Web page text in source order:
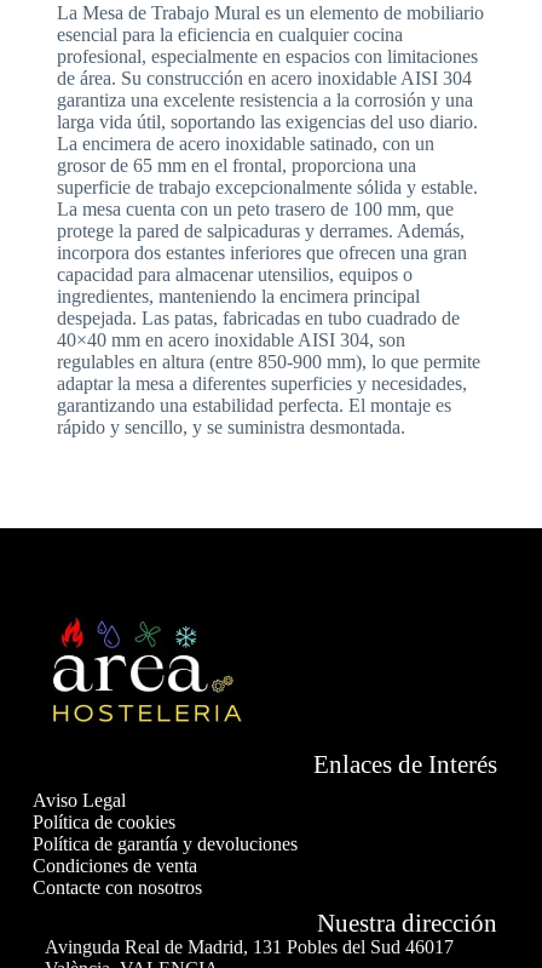
La Mesa de Trabajo Mural es un elemento de mobiliario
esencial para la eficiencia en cualquier cocina
profesional, especialmente en espacios con limitaciones
de área. Su construcción en acero inoxidable AISI 304
garantiza una excelente resistencia a la corrosión y una
larga vida útil, soportando las exigencias del uso diario.
La encimera de acero inoxidable satinado, con un
grosor de 65 mm en el frontal, proporciona una
superficie de trabajo excepcionalmente sólida y estable.
La mesa cuenta con un peto trasero de 100 mm, que
protege la pared de salpicaduras y derrames. Además,
incorpora dos estantes inferiores que ofrecen una gran
capacidad para almacenar utensilios, equipos o
ingredientes, manteniendo la encimera principal
despejada. Las patas, fabricadas en tubo cuadrado de
40×40 mm en acero inoxidable AISI 304, son
regulables en altura (entre 850-900 mm), lo que permite
adaptar la mesa a diferentes superficies y necesidades,
garantizando una estabilidad perfecta. El montaje es
rápido y sencillo, y se suministra desmontada.
Enlaces de Interés
Aviso Legal
Política de cookies
Política de garantía y devoluciones
Condiciones de venta
Contacte con nosotros
Nuestra dirección
Avinguda Real de Madrid, 131 Pobles del Sud 46017